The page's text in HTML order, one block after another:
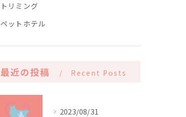
トリミング
ペットホテル
最近の投稿 Recent Posts
2023/08/31